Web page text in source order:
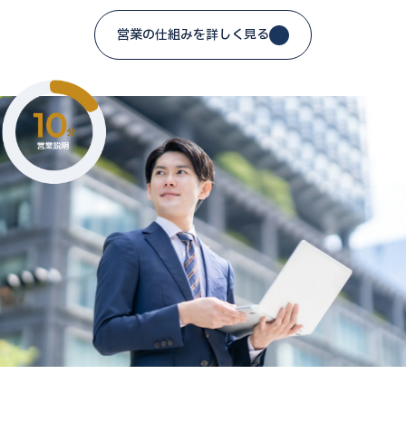
営業の仕組みを詳しく見る